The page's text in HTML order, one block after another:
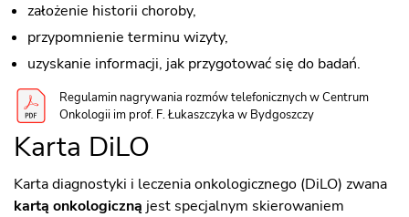
założenie historii choroby,
przypomnienie terminu wizyty,
uzyskanie informacji, jak przygotować się do badań.
Regulamin nagrywania rozmów telefonicznych w Centrum
Onkologii im prof. F. Łukaszczyka w Bydgoszczy
Karta DiLO
Karta diagnostyki i leczenia onkologicznego (DiLO) zwana
kartą onkologiczną jest specjalnym skierowaniem